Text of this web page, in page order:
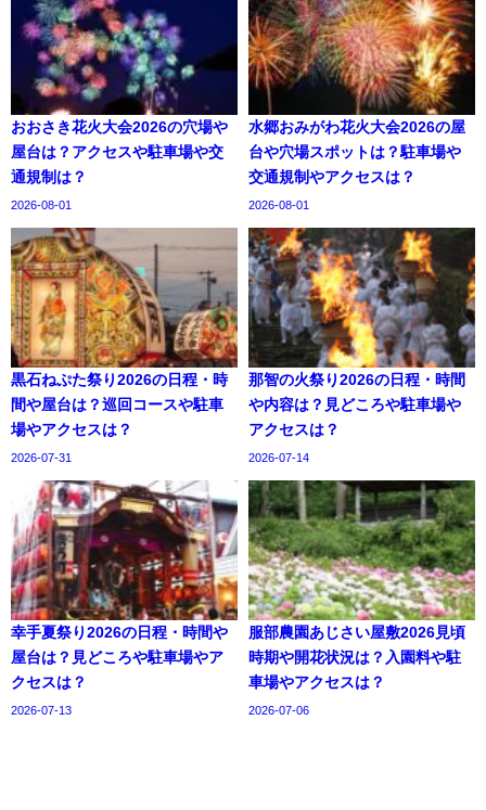
おおさき花火大会2026の穴場や
屋台は？アクセスや駐車場や交
通規制は？
2026-08-01
水郷おみがわ花火大会2026の屋
台や穴場スポットは？駐車場や
交通規制やアクセスは？
2026-08-01
黒石ねぷた祭り2026の日程・時
間や屋台は？巡回コースや駐車
場やアクセスは？
2026-07-31
那智の火祭り2026の日程・時間
や内容は？見どころや駐車場や
アクセスは？
2026-07-14
幸手夏祭り2026の日程・時間や
屋台は？見どころや駐車場やア
クセスは？
2026-07-13
服部農園あじさい屋敷2026見頃
時期や開花状況は？入園料や駐
車場やアクセスは？
2026-07-06